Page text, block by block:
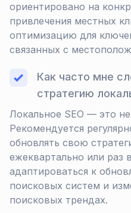
ориентировано на
привлечения местных
оптимизацию для
связанных с
Как часто мне
стратегию
Локальное SEO — это
Рекомендуется
обновлять свою
ежеквартально или раз
адаптироваться к
поисковых систем и
поисковых трендах.